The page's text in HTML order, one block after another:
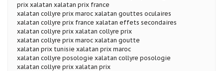
prix xalatan xalatan prix france
xalatan collyre prix maroc xalatan gouttes oculaires
xalatan collyre prix france xalatan effets secondaires
xalatan collyre prix xalatan collyre prix
xalatan collyre prix maroc xalatan goutte
xalatan prix tunisie xalatan prix maroc
xalatan collyre posologie xalatan collyre posologie
xalatan collyre prix xalatan prix